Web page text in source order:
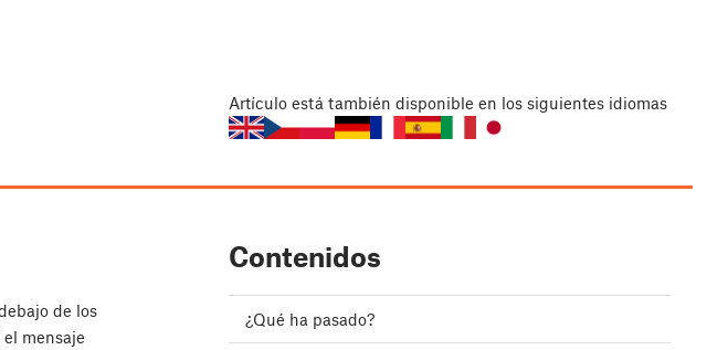
Artículo está también disponible en los siguientes idiomas
de los
mensaje
Contenidos
¿Qué ha pasado?